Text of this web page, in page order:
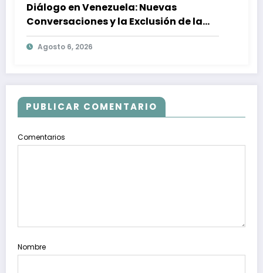
Diálogo en Venezuela: Nuevas
Conversaciones y la Exclusión de la
Prensa
Agosto 6, 2026
PUBLICAR COMENTARIO
Comentarios
Nombre